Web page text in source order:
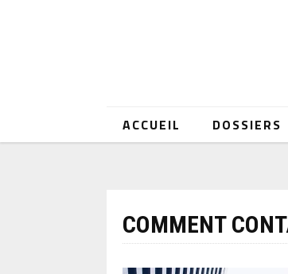
ACCUEIL DOSSIERS
COMMENT